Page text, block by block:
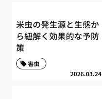
米虫の発生源と生態か
ら紐解く効果的な予防
策
2026.03.24
害虫